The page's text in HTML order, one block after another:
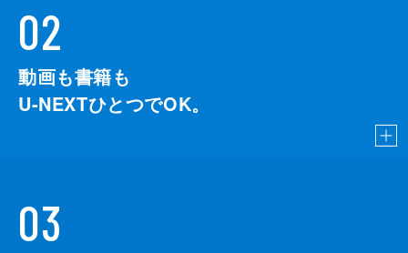
02
動画も書籍も
U-NEXTひとつでOK。
03